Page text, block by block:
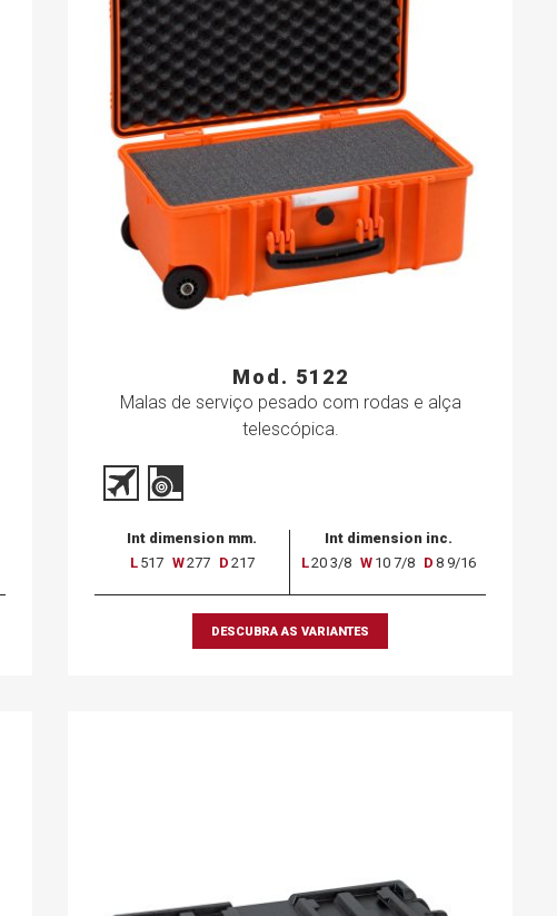
Mod. 5122
Malas de serviço pesado com rodas e alça
telescópica.
Int dimension mm.
L 517 W277 D 217
Int dimension inc.
L20 3/8 W 10 7/8 D 8 9/16
DESCUBRA AS VARIANTES